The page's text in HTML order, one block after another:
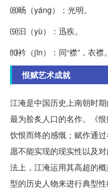
⑻旸（yáng）：光明。
⑼汩（yù）：迅疾。
⑽衿（jīn）：同“襟”，衣襟。
恨赋艺术成就
江淹是中国历史上南朝时
最为脍炙人口的名作。《恨
饮恨而终的感慨；赋作通
愿不能实现的现实性以及
法上，江淹运用其高超的
型的历史人物来进行典型